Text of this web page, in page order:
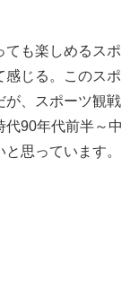
ても楽しめるスポ
感じる。このスポ
が、スポーツ観戦
代90年代前半～中
思っています。